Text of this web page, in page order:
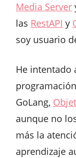
Media Server
las RestAPI y
soy usuario
He intentado
GoLang,
aunque no
más la
aprendizaje